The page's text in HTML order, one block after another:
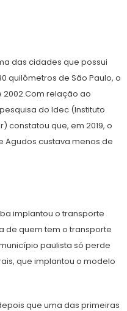
das cidades que possui
quilômetros de São Paulo, o
relação ao
do Idec (Instituto
constatou que, em 2019, o
Agudos custava menos de
implantou o transporte
de quem tem o transporte
paulista só perde
que implantou o modelo
que uma das primeiras